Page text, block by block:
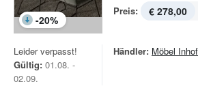
-20%
Preis: € 278,00
Leider verpasst!
Gültig: 01.08. -
02.09.
Händler: Möbel